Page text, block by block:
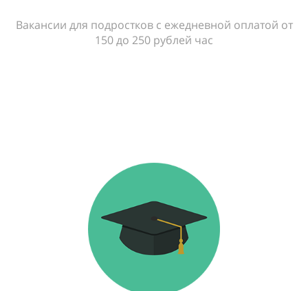
Вакансии для подростков с ежедневной оплатой от
150 до 250 рублей час